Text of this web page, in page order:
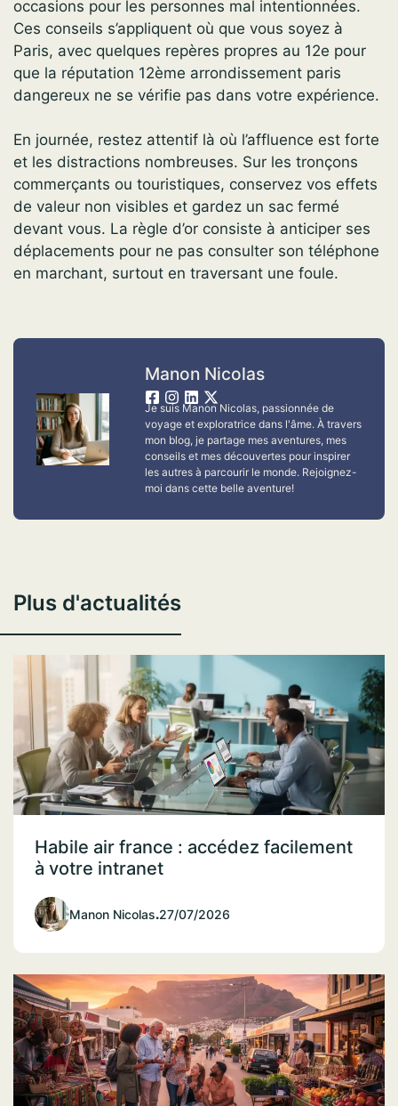
occasions pour les personnes mal intentionnées.
Ces conseils s’appliquent où que vous soyez à
Paris, avec quelques repères propres au 12e pour
que la réputation 12ème arrondissement paris
dangereux ne se vérifie pas dans votre expérience.
En journée, restez attentif là où l’affluence est forte
et les distractions nombreuses. Sur les tronçons
commerçants ou touristiques, conservez vos effets
de valeur non visibles et gardez un sac fermé
devant vous. La règle d’or consiste à anticiper ses
déplacements pour ne pas consulter son téléphone
en marchant, surtout en traversant une foule.
Manon Nicolas
Je suis Manon Nicolas, passionnée de
voyage et exploratrice dans l'âme. À travers
mon blog, je partage mes aventures, mes
conseils et mes découvertes pour inspirer
les autres à parcourir le monde. Rejoignez-
moi dans cette belle aventure!
Plus d'actualités
Habile air france : accédez facilement
à votre intranet
Manon Nicolas.27/07/2026